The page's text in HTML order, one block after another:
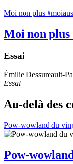
Moi non plus
Moi non plus
Essai
Émilie Dessureault-
Essai
Au-delà des
Pow-wowland du
Pow-